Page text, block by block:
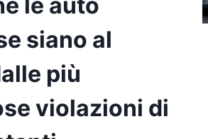
siano al
più
violazioni di